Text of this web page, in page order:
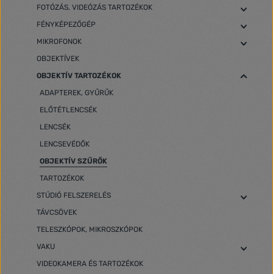
FOTÓZÁS, VIDEÓZÁS TARTOZÉKOK
FÉNYKÉPEZŐGÉP
MIKROFONOK
OBJEKTÍVEK
OBJEKTÍV TARTOZÉKOK
ADAPTEREK, GYŰRŰK
ELŐTÉTLENCSÉK
LENCSÉK
LENCSEVÉDŐK
OBJEKTÍV SZŰRŐK
TARTOZÉKOK
STÚDIÓ FELSZERELÉS
TÁVCSÖVEK
TELESZKÓPOK, MIKROSZKÓPOK
VAKU
VIDEOKAMERA ÉS TARTOZÉKOK